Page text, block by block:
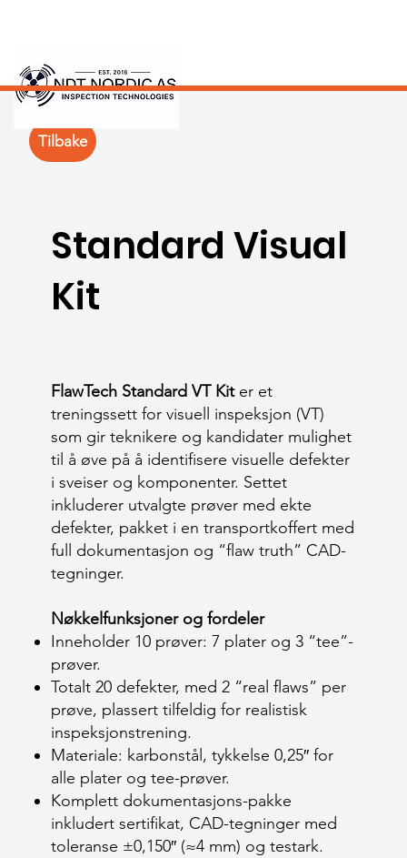
Standard Visual
Kit
FlawTech Standard VT Kiter et
treningssett for visuell inspeksjon (VT)
som gir teknikere og kandidater mulighet
til å øve på å identifisere visuelle defekter
i sveiser og komponenter. Settet
inkluderer utvalgte prøver med ekte
defekter, pakket i en transportkoffert med
full dokumentasjon og “flaw truth” CAD-
tegninger.
Nøkkelfunksjoner og fordeler
Inneholder 10 prøver: 7 plater og 3 “tee”-
prøver.
Totalt 20 defekter, med 2 “real flaws” per
prøve, plassert tilfeldig for realistisk
inspeksjonstrening.
Materiale: karbonstål, tykkelse 0,25″ for
alle plater og tee-prøver.
Komplett dokumentasjons-pakke
inkludert sertifikat, CAD-tegninger med
toleranse ±0,150″ (≈4 mm) og testark.
Tilbake